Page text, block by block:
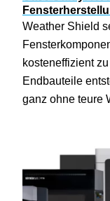
Weather Shield
kosteneffizient
Endbauteile
ganz ohne teure